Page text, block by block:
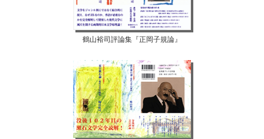
鶴山裕司評論集『正岡子規論』